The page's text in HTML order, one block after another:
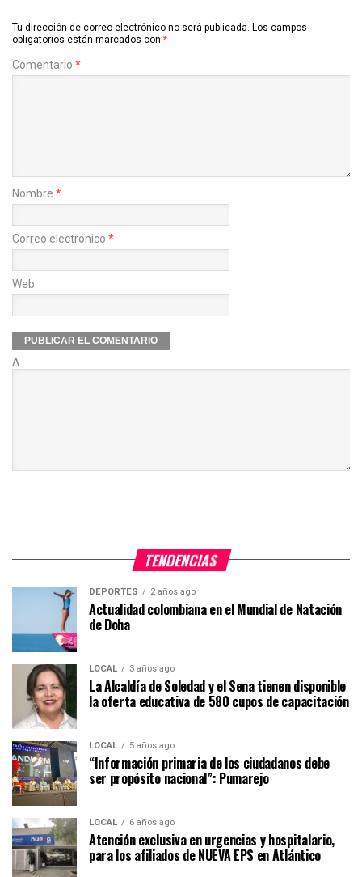
Tu dirección de correo electrónico no será publicada. Los campos
obligatorios están marcados con *
Comentario *
Nombre *
Correo electrónico *
Web
Δ
TENDENCIAS
DEPORTES 2 años ago
Actualidad colombiana en el Mundial de Natación
de Doha
LOCAL 3 años ago
La Alcaldía de Soledad y el Sena tienen disponible
la oferta educativa de 580 cupos de capacitación
LOCAL 5 años ago
“Información primaria de los ciudadanos debe
ser propósito nacional”: Pumarejo
LOCAL 6 años ago
Atención exclusiva en urgencias y hospitalario,
para los afiliados de NUEVA EPS en Atlántico